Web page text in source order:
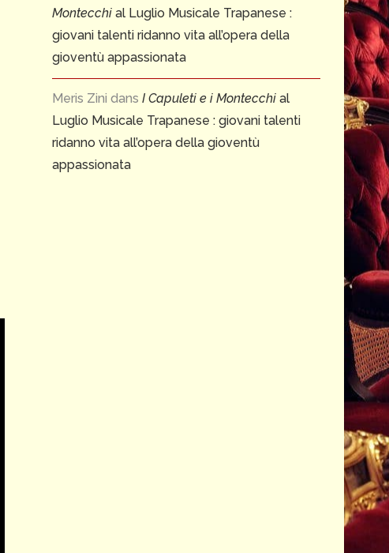
Montecchi al Luglio Musicale Trapanese :
giovani talenti ridanno vita all’opera della
gioventù appassionata
Meris Zini dans I Capuleti e i Montecchi al
Luglio Musicale Trapanese : giovani talenti
ridanno vita all’opera della gioventù
appassionata